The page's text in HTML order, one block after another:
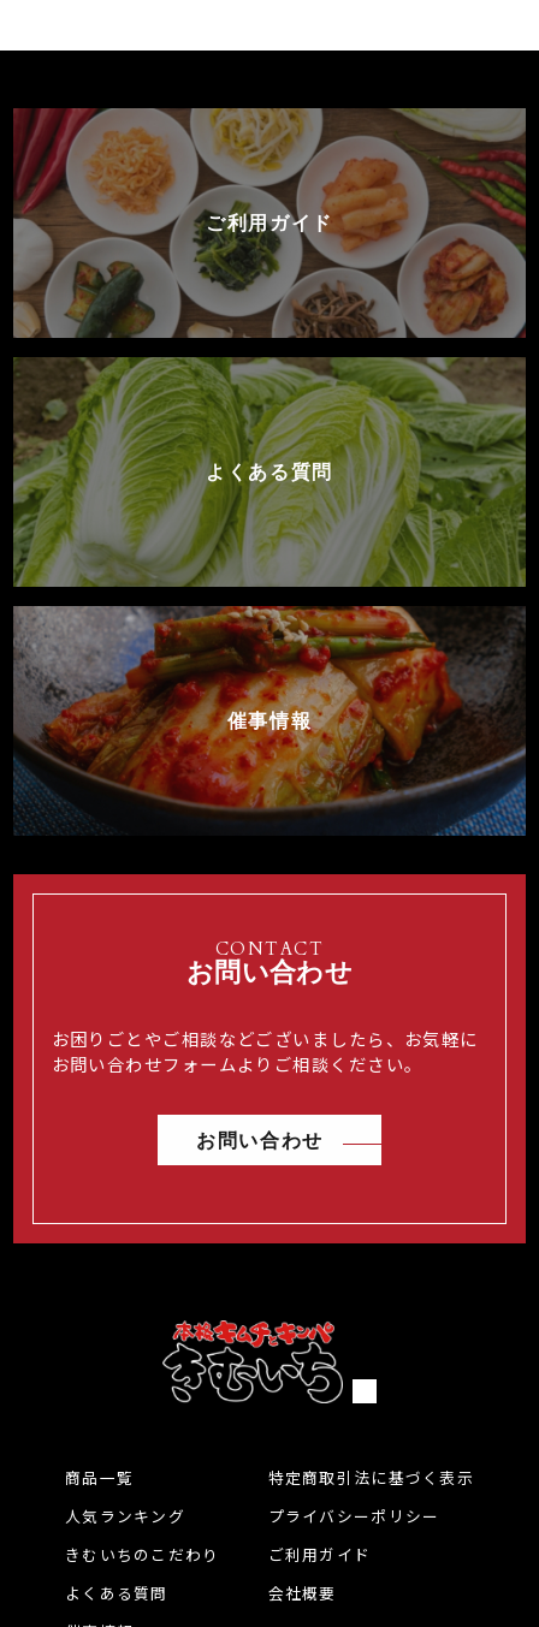
ご利用ガイド
よくある質問
催事情報
CONTACT
お問い合わせ
お困りごとやご相談などございましたら、お気軽に
お問い合わせフォームよりご相談ください。
お問い合わせ
商品一覧
人気ランキング
きむいちのこだわり
よくある質問
特定商取引法に基づく表示
プライバシーポリシー
ご利用ガイド
会社概要